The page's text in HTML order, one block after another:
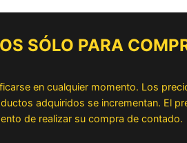
SÓLO PARA
en cualquier momento. Los
adquiridos se incrementan. El
de realizar su compra de contado.